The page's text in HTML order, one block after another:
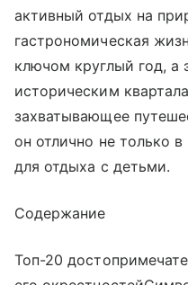
активный отдых на
гастрономическая
ключом круглый год, а
историческим
захватывающее
он отлично не только
для отдыха с детьми.
Содержание
Топ-20